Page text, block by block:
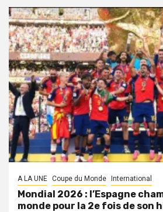
A LA UNE Coupe du Monde International
Mondial 2026 : l’Espagne
monde pour la 2e fois de son